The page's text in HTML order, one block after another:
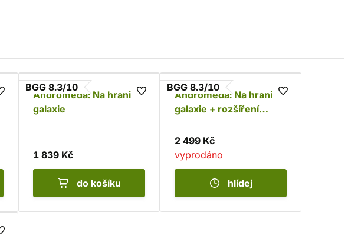
BGG 8.3/10
Andromeda: Na hranici
galaxie
1 839 Kč
do košíku
BGG 8.3/10
Andromeda: Na hranici
galaxie + rozšíření
2 499 Kč
vyprodáno
hlídej